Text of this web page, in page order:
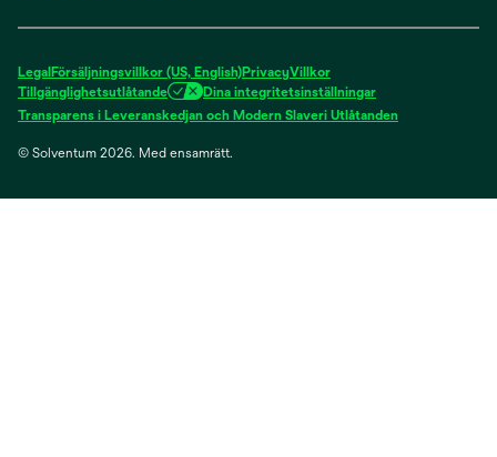
new
tab
new
tab
new
tab
new
tab
new
tab
Legal Försäljningsvillkor (US, English)PrivacyVillkor
Tillgänglighetsutlåtande
Dina integritetsinställningar
Transparens i Leveranskedjan och Modern Slaveri Utlåtanden
© Solventum 2026. Med ensamrätt.